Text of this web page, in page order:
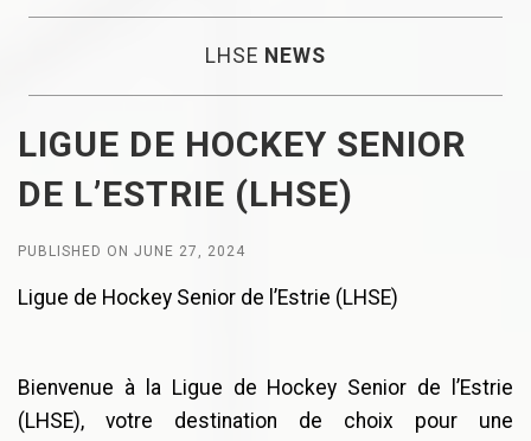
LHSE NEWS
LIGUE DE HOCKEY SENIOR
DE L’ESTRIE (LHSE)
PUBLISHED ON JUNE 27, 2024
Ligue de Hockey Senior de l’Estrie (LHSE)
Bienvenue à la Ligue de Hockey Senior de l’Estrie
(LHSE), votre destination de choix pour une